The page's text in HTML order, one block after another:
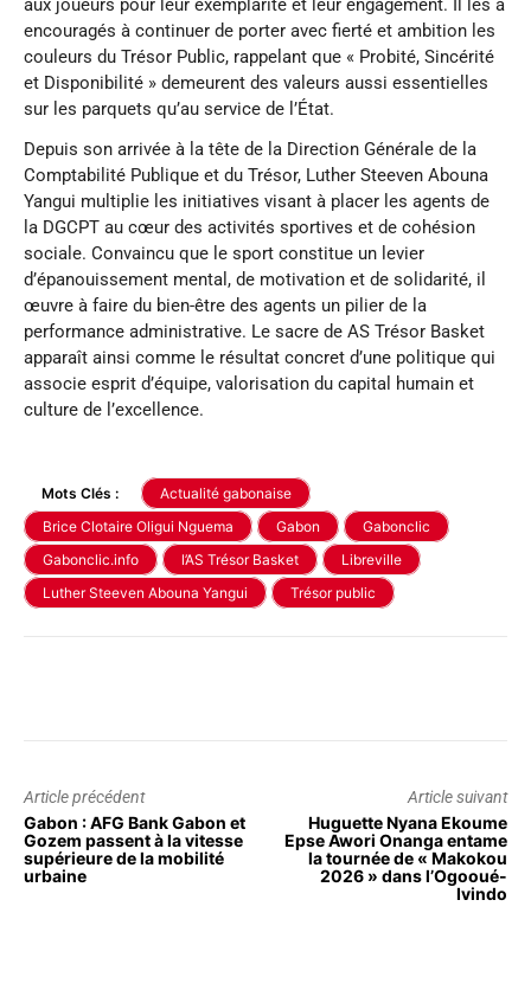
aux joueurs pour leur exemplarité et leur engagement. Il les a
encouragés à continuer de porter avec fierté et ambition les
couleurs du Trésor Public, rappelant que « Probité, Sincérité
et Disponibilité » demeurent des valeurs aussi essentielles
sur les parquets qu’au service de l’État.
Depuis son arrivée à la tête de la Direction Générale de la
Comptabilité Publique et du Trésor, Luther Steeven Abouna
Yangui multiplie les initiatives visant à placer les agents de
la DGCPT au cœur des activités sportives et de cohésion
sociale. Convaincu que le sport constitue un levier
d’épanouissement mental, de motivation et de solidarité, il
œuvre à faire du bien-être des agents un pilier de la
performance administrative. Le sacre de AS Trésor Basket
apparaît ainsi comme le résultat concret d’une politique qui
associe esprit d’équipe, valorisation du capital humain et
culture de l’excellence.
Mots Clés :
Actualité gabonaise
Brice Clotaire Oligui Nguema
Gabon
Gabonclic
Gabonclic.info
l’AS Trésor Basket
Libreville
Luther Steeven Abouna Yangui
Trésor public
Article précédent
Gabon : AFG Bank Gabon et
Gozem passent à la vitesse
supérieure de la mobilité
urbaine
Article suivant
Huguette Nyana Ekoume
Epse Awori Onanga entame
la tournée de « Makokou
2026 » dans l’Ogooué-
Ivindo